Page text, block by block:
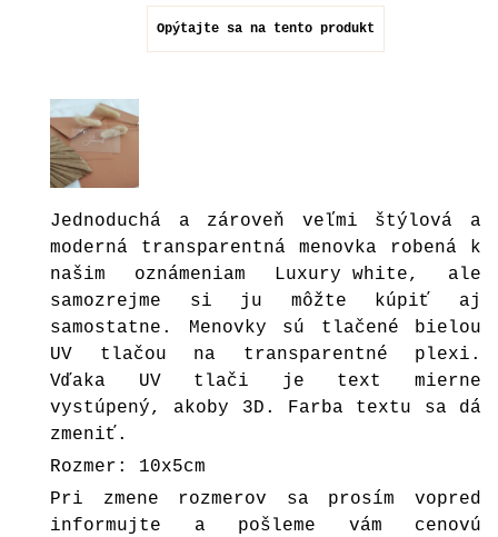
Opýtajte sa na tento produkt
Jednoduchá a zároveň veľmi štýlová a
moderná transparentná menovka robená k
našim oznámeniam Luxury white, ale
samozrejme si ju môžte kúpiť aj
samostatne. Menovky sú tlačené bielou
UV tlačou na transparentné plexi.
Vďaka UV tlači je text mierne
vystúpený, akoby 3D. Farba textu sa dá
zmeniť.
Rozmer: 10x5cm
Pri zmene rozmerov sa prosím vopred
informujte a pošleme vám cenovú